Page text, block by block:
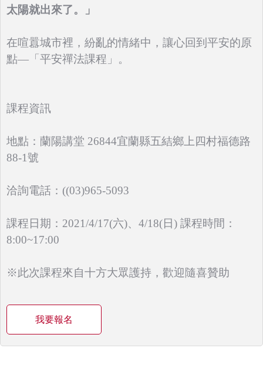
太陽就出來了。」
在喧囂城市裡，紛亂的情緒中，讓心回到平安的原
點—「平安禪法課程」。
課程資訊
地點：蘭陽講堂 26844宜蘭縣五結鄉上四村福德路
88-1號
洽詢電話：((03)965-5093
課程日期：2021/4/17(六)、4/18(日) 課程時間：
8:00~17:00
※此次課程來自十方大眾護持，歡迎隨喜贊助
我要報名